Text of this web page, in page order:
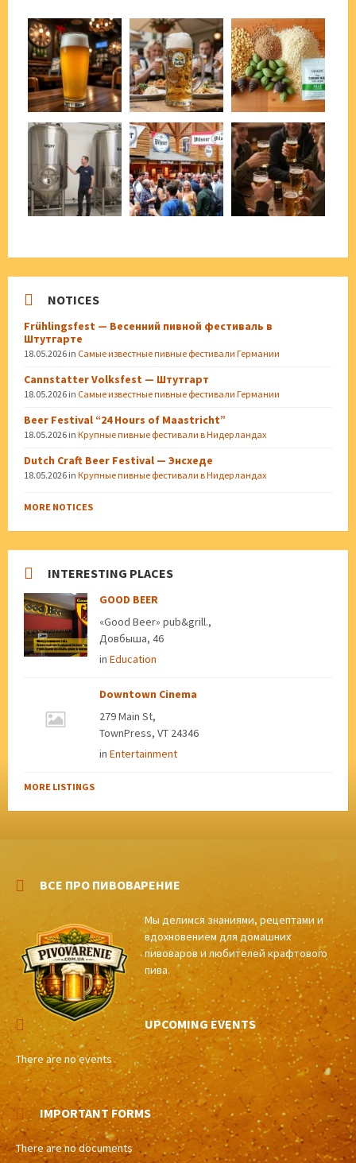
NOTICES
Frühlingsfest — Весенний пивной фестиваль в
Штутгарте
18.05.2026 in Самые известные пивные фестивали Германии
Cannstatter Volksfest — Штутгарт
18.05.2026 in Самые известные пивные фестивали Германии
Beer Festival “24 Hours of Maastricht”
18.05.2026 in Крупные пивные фестивали в Нидерландах
Dutch Craft Beer Festival — Энсхеде
18.05.2026 in Крупные пивные фестивали в Нидерландах
MORE NOTICES
INTERESTING PLACES
GOOD BEER
«Good Beer» pub&grill.,
Довбыша, 46
in Education
Downtown Cinema
279 Main St,
TownPress, VT 24346
in Entertainment
MORE LISTINGS
ВСЕ ПРО ПИВОВАРЕНИЕ
Мы делимся знаниями, рецептами и
вдохновением для домашних
пивоваров и любителей крафтового
пива.
UPCOMING EVENTS
There are no events
IMPORTANT FORMS
There are no documents